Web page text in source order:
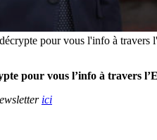
pour vous l'info à travers
pour vous l’info à travers
ici